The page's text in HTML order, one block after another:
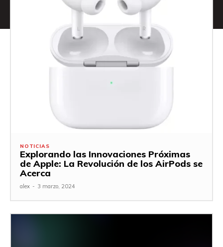
NOTICIAS
Explorando las Innovaciones Próximas
de Apple: La Revolución de los AirPods se
Acerca
alex - 3 marzo, 2024